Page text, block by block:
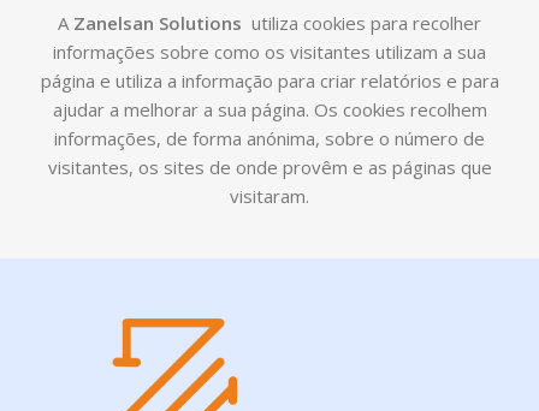
A Zanelsan Solutions utiliza cookies para recolher
informações sobre como os visitantes utilizam a sua
página e utiliza a informação para criar relatórios e para
ajudar a melhorar a sua página. Os cookies recolhem
informações, de forma anónima, sobre o número de
visitantes, os sites de onde provêm e as páginas que
visitaram.